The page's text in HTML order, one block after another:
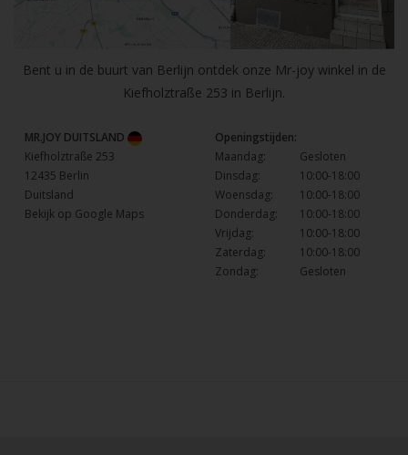
Bent u in de buurt van Berlijn ontdek onze Mr-joy winkel in de
Kiefholztraße 253 in Berlijn.
MR.JOY DUITSLAND
Kiefholztraße 253
12435 Berlin
Duitsland
Bekijk op Google Maps
Openingstijden:
Maandag:
Gesloten
Dinsdag:
10:00-18:00
Woensdag:
10:00-18:00
Donderdag:
10:00-18:00
Vrijdag:
10:00-18:00
Zaterdag:
10:00-18:00
Zondag:
Gesloten